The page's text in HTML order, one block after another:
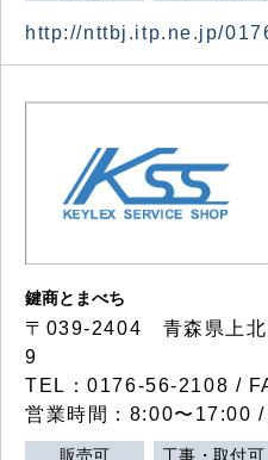
http://nttbj.itp.ne.jp/
鍵商とまべち
〒039-2404 青森県上北
9
TEL：0176-56-2108 /
営業時間：8:00〜17:00 /
販売可 工事・取付可